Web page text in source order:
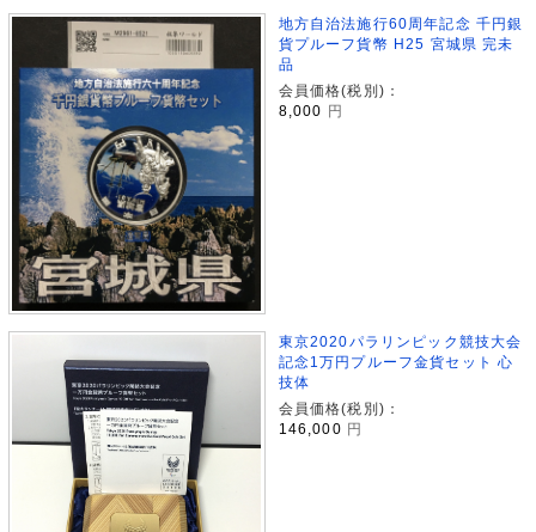
地方自治法施行60周年記念 千円銀
貨プルーフ貨幣 H25 宮城県 完未
品
会員価格(税別)：
8,000 円
東京2020パラリンピック競技大会
記念1万円プルーフ金貨セット 心
技体
会員価格(税別)：
146,000 円